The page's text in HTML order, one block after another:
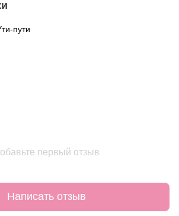
пути
первый отзыв
Написать отзыв